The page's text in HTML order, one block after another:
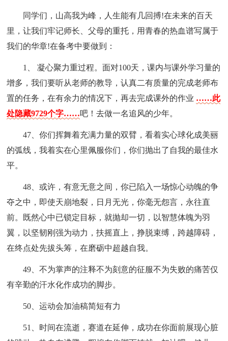
同学们，山高我为峰，人生能有几回搏!在未来的百天
里，让我们牢记师长、父母的重托，用青春的热血谱写属于
我们的华章!在备考中要做到：
1、 凝心聚力重过程。面对100天，课内与课外学习量的
增多，我们要听从老师的教导，认真二有质量的完成老师布
置的任务，在有余力的情况下，再去完成课外的作业 ……此
处隐藏9729个字……吧！去做一名追风的少年。
47、你们挥舞着充满力量的双臂，看着实心球化成美丽
的弧线，我着实在心里佩服你们，你们抛出了自我的最佳水
平。
48、或许，有意无意之间，你已陷入一场惊心动魄的争
夺之中，即使天崩地裂，日月无光，你毫无怨言，永往直
前。既然心中已锁定目标，就抛却一切，以智慧体魄为羽
翼，以坚韧刚强为动力，扶摇直上，挣脱束缚，跨越障碍，
在终点处先拔头筹，在磨砺中超越自我。
49、不为掌声的注释不为刻意的征服不为失败的痛苦仅
有辛勤的汗水化作成功的脚步。
50、运动会加油稿简短有力
51、时间在流逝，赛道在延伸，成功在你面前展现心脏